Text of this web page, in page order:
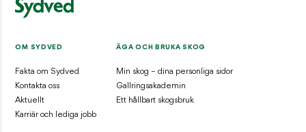
OM SYDVED
Fakta om Sydved
Kontakta oss
Aktuellt
Karriär och lediga jobb
ÄGA OCH BRUKA SKOG
Min skog – dina personliga sidor
Gallringsakademin
Ett hållbart skogsbruk